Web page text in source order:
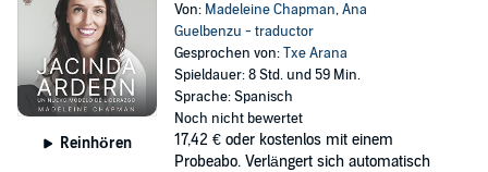
Reinhören
Von: Madeleine Chapman,Ana
Guelbenzu - traductor
Gesprochen von:Txe Arana
Spieldauer: 8 Std. und 59 Min.
Sprache: Spanisch
Noch nicht bewertet
17,42 € oder kostenlos mit einem
Probeabo. Verlängert sich automatisch